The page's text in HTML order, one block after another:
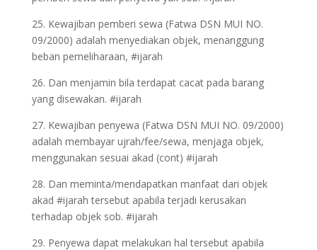
25. Kewajiban pemberi sewa (Fatwa DSN MUI NO.
09/2000) adalah menyediakan objek, menanggung
beban pemeliharaan, #ijarah
26. Dan menjamin bila terdapat cacat pada barang
yang disewakan. #ijarah
27. Kewajiban penyewa (Fatwa DSN MUI NO. 09/2000)
adalah membayar ujrah/fee/sewa, menjaga objek,
menggunakan sesuai akad (cont) #ijarah
28. Dan meminta/mendapatkan manfaat dari objek
akad #ijarah tersebut apabila terjadi kerusakan
terhadap objek sob. #ijarah
29. Penyewa dapat melakukan hal tersebut apabila